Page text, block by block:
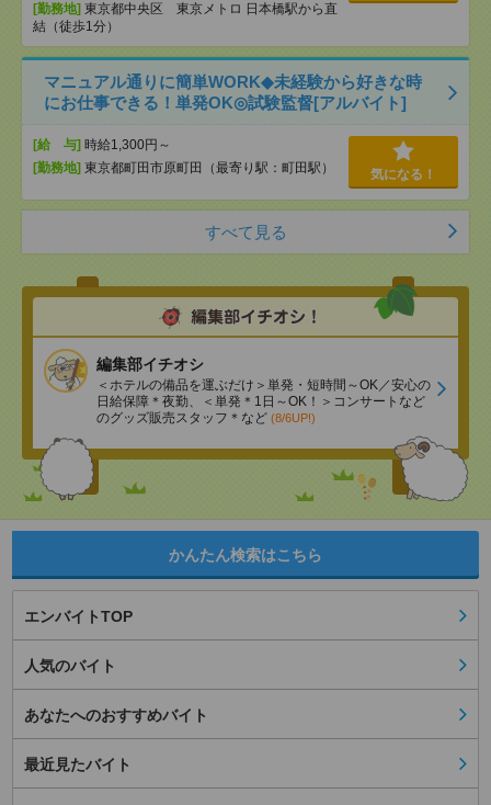
[勤務地] 東京都中央区 東京メトロ 日本橋駅から直
結（徒歩1分）
マニュアル通りに簡単WORK◆未経験から好きな時
にお仕事できる！単発OK◎試験監督[アルバイト]
[給 与] 時給1,300円～
[勤務地] 東京都町田市原町田（最寄り駅：町田駅） 気になる！
すべて見る
編集部イチオシ
＜ホテルの備品を運ぶだけ＞単発・短時間～OK／安心の
日給保障＊夜勤、＜単発＊1日～OK！＞コンサートなど
のグッズ販売スタッフ＊など (8/6UP!)
かんたん検索はこちら
エンバイトTOP
人気のバイト
あなたへのおすすめバイト
最近見たバイト